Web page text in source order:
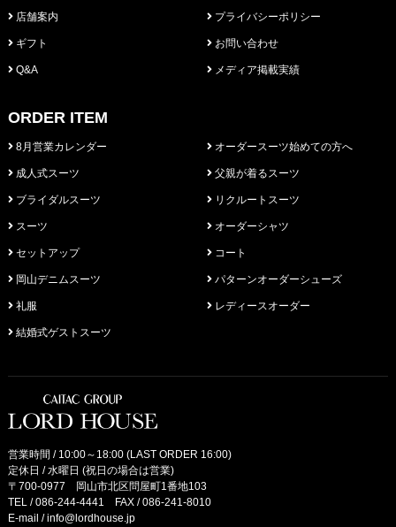
店舗案内
ギフト
Q&A
プライバシーポリシー
お問い合わせ
メディア掲載実績
ORDER ITEM
8月営業カレンダー
成人式スーツ
ブライダルスーツ
スーツ
セットアップ
岡山デニムスーツ
礼服
結婚式ゲストスーツ
オーダースーツ始めての方へ
父親が着るスーツ
リクルートスーツ
オーダーシャツ
コート
パターンオーダーシューズ
レディースオーダー
営業時間 / 10:00～18:00 (LAST ORDER 16:00)
定休日 / 水曜日 (祝日の場合は営業)
〒700-0977 岡山市北区問屋町1番地103
TEL /086-244-4441
FAX / 086-241-8010
E-mail /info@lordhouse.jp